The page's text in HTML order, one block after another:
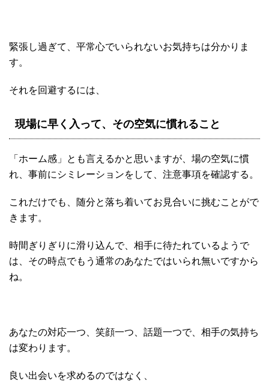
緊張し過ぎて、平常心でいられないお気持ちは分かりま
す。
それを回避するには、
現場に早く入って、その空気に慣れること
「ホーム感」とも言えるかと思いますが、場の空気に慣
れ、事前にシミレーションをして、注意事項を確認する。
これだけでも、随分と落ち着いてお見合いに挑むことがで
きます。
時間ぎりぎりに滑り込んで、相手に待たれているようで
は、その時点でもう通常のあなたではいられ無いですから
ね。
あなたの対応一つ、笑顔一つ、話題一つで、相手の気持ち
は変わります。
良い出会いを求めるのではなく、